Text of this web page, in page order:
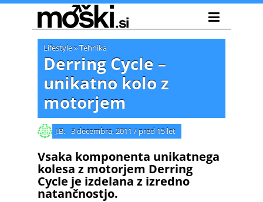
Lifestyle»Tehnika
Derring Cycle –
unikatno kolo z
motorjem
J.B. 3 decembra, 2011 / pred 15 let
Vsaka komponenta unikatnega
kolesa z motorjem Derring
Cycle je izdelana z izredno
natančnostjo.